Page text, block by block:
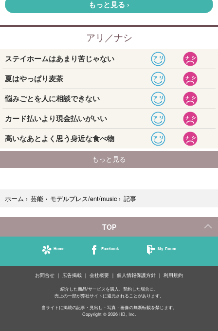
ホーム › 芸能 › モデルプレス/ent/music › 記事
TOP
Home Facebook My Room
お問合せ 広告掲載 会社概要 個人情報保護方針 利用規約
紹介した商品/サービスを購入、契約した場合に、
売上の一部が弊社サイトに還元されることがあります。
当サイトに掲載の記事・見出し・写真・画像の無断転載を禁じます。
Copyright © 2026 IID, Inc.